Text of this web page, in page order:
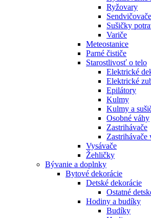
Ryžovary
Sendvičovače
Sušičky
Variče
Meteostanice
Parné čističe
Starostlivosť o telo
Elektrické
Elektrické
Epilátory
Kulmy
Kulmy a
Osobné váhy
Zastrihávače
Zastrihávače
Vysávače
Žehličky
Bývanie a doplnky
Bytové dekorácie
Detské dekorácie
Ostatné
Hodiny a budíky
Budíky